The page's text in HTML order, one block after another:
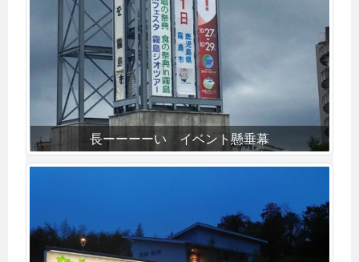
長ーーーーい イベント懸垂幕